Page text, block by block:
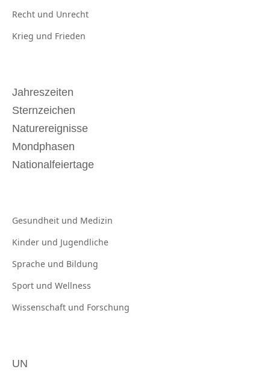
Recht und Unrecht
Krieg und Frieden
Jahreszeiten
Sternzeichen
Naturereignisse
Mondphasen
Nationalfeiertage
Gesundheit und Medizin
Kinder und Jugendliche
Sprache und Bildung
Sport und Wellness
Wissenschaft und Forschung
UN